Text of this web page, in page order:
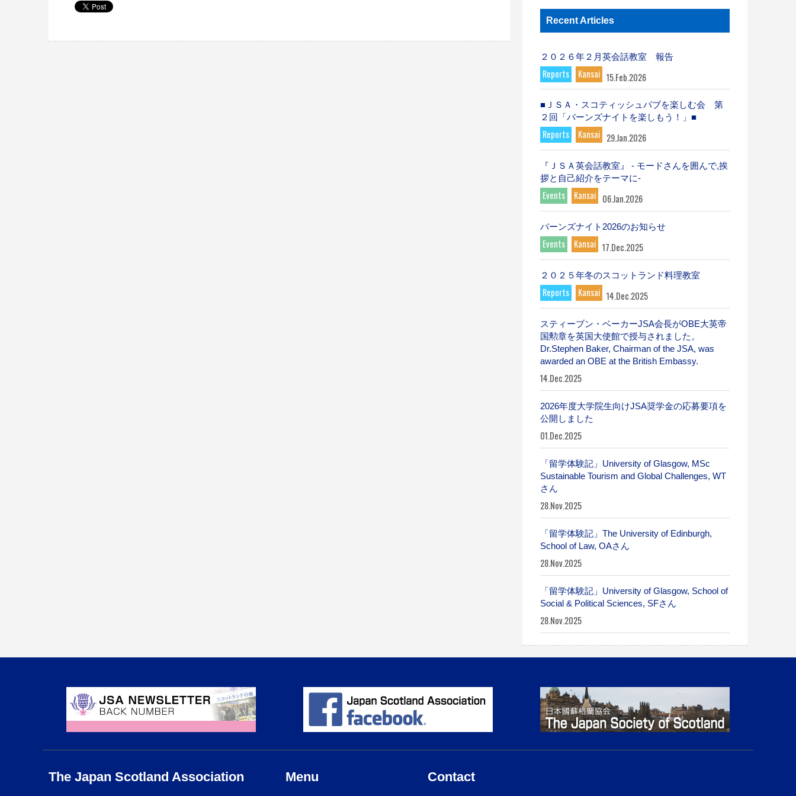
Recent Articles
２０２６年２月英会話教室 報告
Reports Kansai 15.Feb.2026
■ＪＳＡ・スコティッシュパブを楽しむ会 第
２回「バーンズナイトを楽しもう！」■
Reports Kansai 29.Jan.2026
『ＪＳＡ英会話教室』 - モードさんを囲んで,挨
拶と自己紹介をテーマに-
Events Kansai 06.Jan.2026
バーンズナイト2026のお知らせ
Events Kansai 17.Dec.2025
２０２５年冬のスコットランド料理教室
Reports Kansai 14.Dec.2025
スティーブン・ベーカーJSA会長がOBE大英帝
国勲章を英国大使館で授与されました。
Dr.Stephen Baker, Chairman of the JSA, was
awarded an OBE at the British Embassy.
14.Dec.2025
2026年度大学院生向けJSA奨学金の応募要項を
公開しました
01.Dec.2025
「留学体験記」University of Glasgow, MSc
Sustainable Tourism and Global Challenges, WT
さん
28.Nov.2025
「留学体験記」The University of Edinburgh,
School of Law, OAさん
28.Nov.2025
「留学体験記」University of Glasgow, School of
Social & Political Sciences, SFさん
28.Nov.2025
The Japan Scotland Association Menu Contact